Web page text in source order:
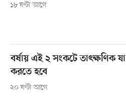
১৮ ঘণ্টা আগে
বর্ষায় এই ২ সংকটে তাৎক্ষণিক যা
করতে হবে
২০ ঘণ্টা আগে